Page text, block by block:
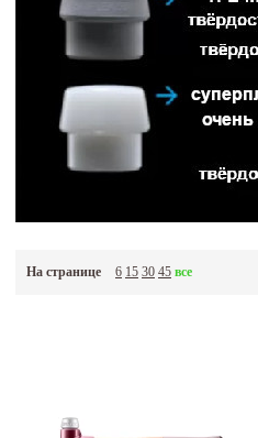
На странице 6 15 30 45 все